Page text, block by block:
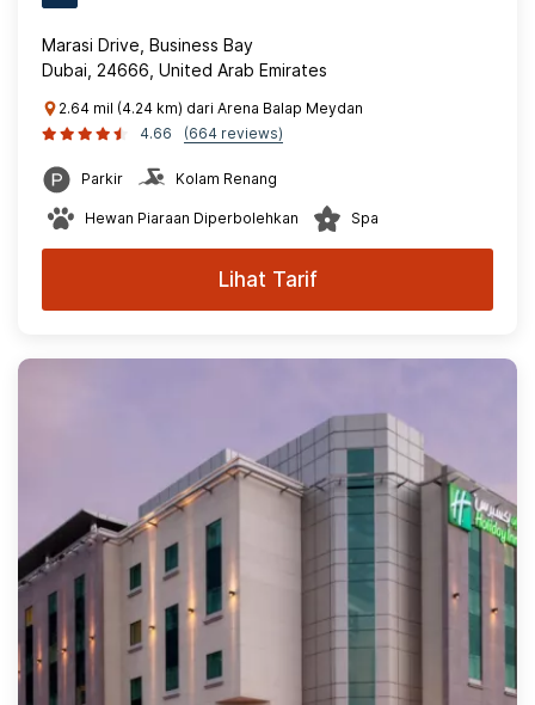
Marasi Drive, Business Bay
Dubai, 24666, United Arab Emirates
2.64 mil (4.24 km) dari Arena Balap Meydan
4.66
(664 reviews)
Parkir Kolam Renang
Hewan Piaraan Diperbolehkan Spa
Lihat Tarif